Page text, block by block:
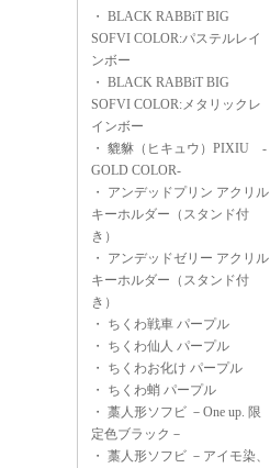
・ BLACK RABBiT BIG
SOFVI COLOR:パステルレイ
ンボー
・ BLACK RABBiT BIG
SOFVI COLOR:メタリックレ
インボー
・ 貔貅（ヒキュウ）PIXIU -
GOLD COLOR-
・ アンデッドプリン アクリル
キーホルダー（スタンド付
き）
・ アンデッドゼリー アクリル
キーホルダー（スタンド付
き）
・ ちくわ戦車 パープル
・ ちくわ仙人 パープル
・ ちくわお化け パープル
・ ちくわ蛸 パープル
・ 藁人形ソフビ －One up. 限
定色ブラック－
・ 藁人形ソフビ －アイモ染、